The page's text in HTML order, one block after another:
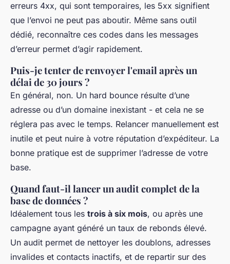
erreurs 4xx, qui sont temporaires, les 5xx signifient
que l’envoi ne peut pas aboutir. Même sans outil
dédié, reconnaître ces codes dans les messages
d’erreur permet d’agir rapidement.
Puis-je tenter de renvoyer l'email après un
délai de 30 jours ?
En général, non. Un hard bounce résulte d’une
adresse ou d’un domaine inexistant - et cela ne se
réglera pas avec le temps. Relancer manuellement est
inutile et peut nuire à votre réputation d’expéditeur. La
bonne pratique est de supprimer l’adresse de votre
base.
Quand faut-il lancer un audit complet de la
base de données ?
Idéalement tous les trois à six mois, ou après une
campagne ayant généré un taux de rebonds élevé.
Un audit permet de nettoyer les doublons, adresses
invalides et contacts inactifs, et de repartir sur des